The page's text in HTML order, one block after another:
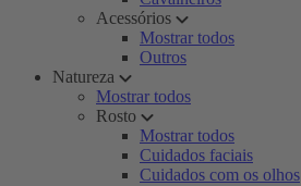
Acessórios
Mostrar todos
Outros
Natureza
Mostrar todos
Rosto
Mostrar todos
Cuidados faciais
Cuidados com os olhos